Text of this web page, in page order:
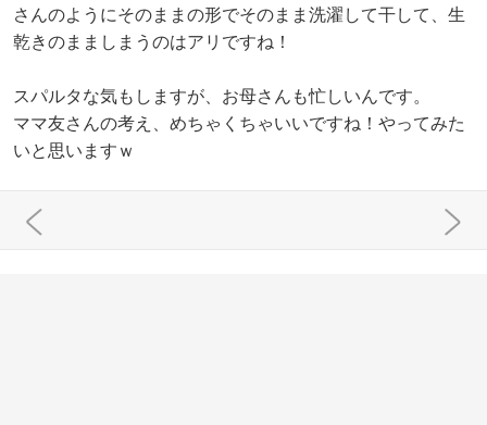
さんのようにそのままの形でそのまま洗濯して干して、生
乾きのまましまうのはアリですね！
スパルタな気もしますが、お母さんも忙しいんです。
ママ友さんの考え、めちゃくちゃいいですね！やってみた
いと思いますｗ